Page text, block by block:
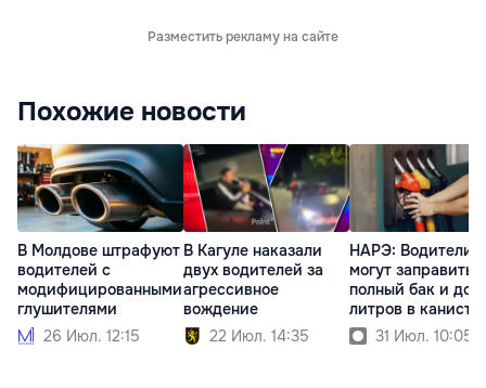
Разместить рекламу на сайте
Похожие новости
В Молдове штрафуют
водителей с
модифицированными
глушителями
26 Июл. 12:15
В Кагуле наказали
двух водителей за
агрессивное
вождение
22 Июл. 14:35
НАРЭ: Водители
могут заправить
полный бак и до
литров в
31 Июл. 10:05